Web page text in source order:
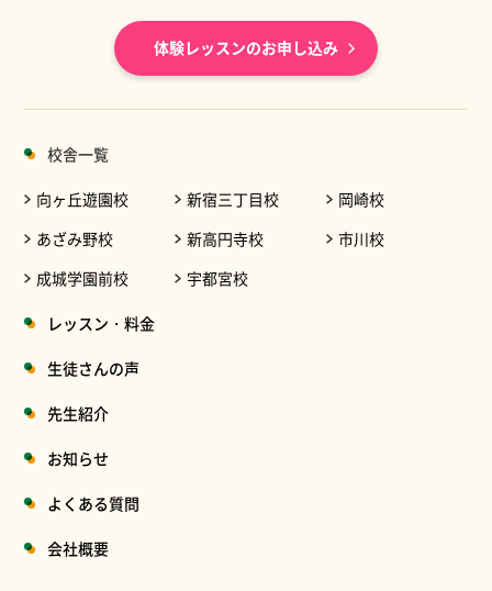
体験レッスンのお申し込み
校舎一覧
向ヶ丘遊園校
あざみ野校
成城学園前校
新宿三丁目校
新高円寺校
宇都宮校
岡崎校
市川校
レッスン・料金
生徒さんの声
先生紹介
お知らせ
よくある質問
会社概要